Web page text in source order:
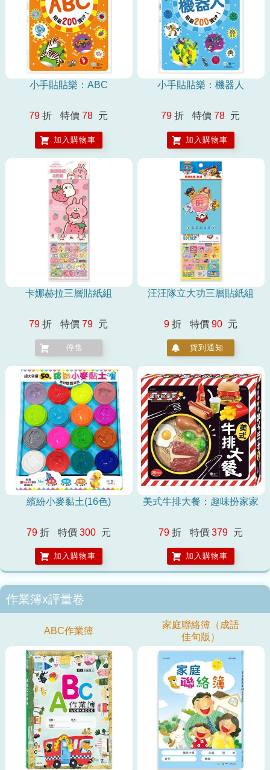
小手貼貼樂：ABC
79 折 特價 78 元
加入購物車
小手貼貼樂：機器人
79 折 特價 78 元
加入購物車
卡娜赫拉三層貼紙組
79 折 特價 79 元
停售
汪汪隊立大功三層貼紙組
9 折 特價 90 元
貨到通知
繽紛小麥黏土(16色)
79 折 特價 300 元
加入購物車
美式牛排大餐：趣味扮家家
79 折 特價 379 元
加入購物車
作業簿x評量卷
ABC作業簿
家庭聯絡簿（成語
佳句版）